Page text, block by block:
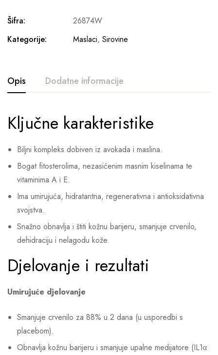
Šifra:
26874W
Kategorije:
Maslaci, Sirovine
Opis Dodatne informacije
Ključne karakteristike
Biljni kompleks dobiven iz avokada i maslina.
Bogat fitosterolima, nezasićenim masnim kiselinama te
vitaminima A i E.
Ima umirujuća, hidratantna, regenerativna i antioksidativna
svojstva.
Snažno obnavlja i štiti kožnu barijeru, smanjuje crvenilo,
dehidraciju i nelagodu kože.
Djelovanje i rezultati
Umirujuće djelovanje
Smanjuje crvenilo za 88% u 2 dana (u usporedbi s
placebom).
Obnavlja kožnu barijeru i smanjuje upalne medijatore (IL1α